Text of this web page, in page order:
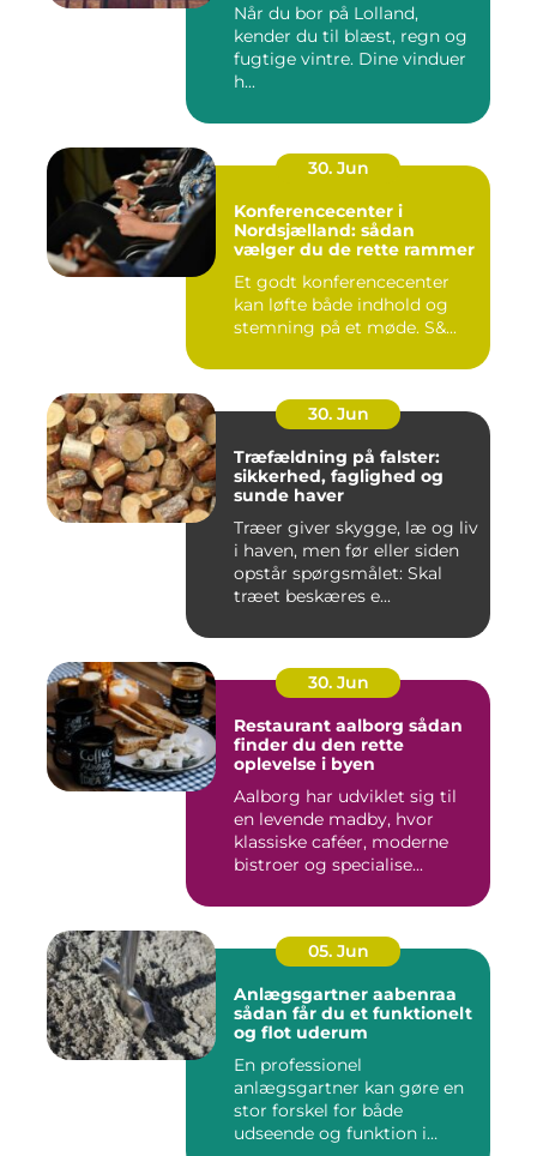
Når du bor på Lolland,
kender du til blæst, regn og
fugtige vintre. Dine vinduer
h...
30. Jun
Konferencecenter i
Nordsjælland: sådan
vælger du de rette rammer
Et godt konferencecenter
kan løfte både indhold og
stemning på et møde. S&...
30. Jun
Træfældning på falster:
sikkerhed, faglighed og
sunde haver
Træer giver skygge, læ og liv
i haven, men før eller siden
opstår spørgsmålet: Skal
træet beskæres e...
30. Jun
Restaurant aalborg sådan
finder du den rette
oplevelse i byen
Aalborg har udviklet sig til
en levende madby, hvor
klassiske caféer, moderne
bistroer og specialise...
05. Jun
Anlægsgartner aabenraa
sådan får du et funktionelt
og flot uderum
En professionel
anlægsgartner kan gøre en
stor forskel for både
udseende og funktion i